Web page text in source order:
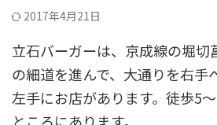
2017年4月21日
立石バーガーは、京成線の堀切
の細道を進んで、大通りを右手
左手にお店があります。徒歩5